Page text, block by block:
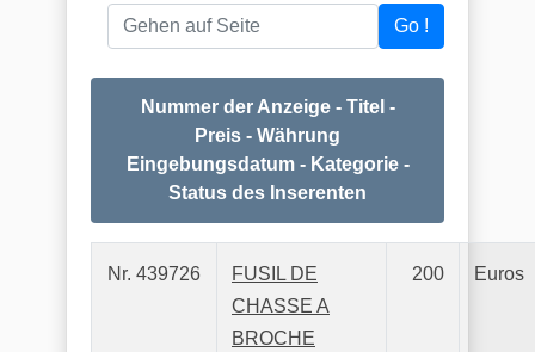
Gehen auf Seite Go !
Nummer der Anzeige - Titel -
Preis - Währung
Eingebungsdatum - Kategorie -
Status des Inserenten
Nr. 439726
FUSIL DE
CHASSE A
BROCHE
200 Euros